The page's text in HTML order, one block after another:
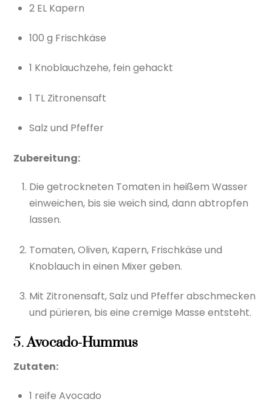
2 EL Kapern
100 g Frischkäse
1 Knoblauchzehe, fein gehackt
1 TL Zitronensaft
Salz und Pfeffer
Zubereitung:
Die getrockneten Tomaten in heißem Wasser
einweichen, bis sie weich sind, dann abtropfen
lassen.
Tomaten, Oliven, Kapern, Frischkäse und
Knoblauch in einen Mixer geben.
Mit Zitronensaft, Salz und Pfeffer abschmecken
und pürieren, bis eine cremige Masse entsteht.
5.Avocado-Hummus
Zutaten:
1 reife Avocado